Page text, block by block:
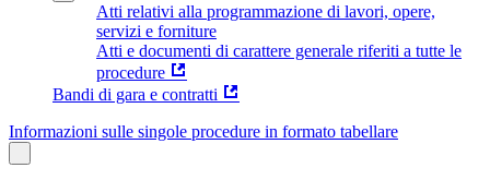
Atti relativi alla programmazione di lavori, opere,
servizi e forniture
Atti e documenti di carattere generale riferiti a tutte le
procedure
Bandi di gara e contratti
Informazioni sulle singole procedure in formato tabellare